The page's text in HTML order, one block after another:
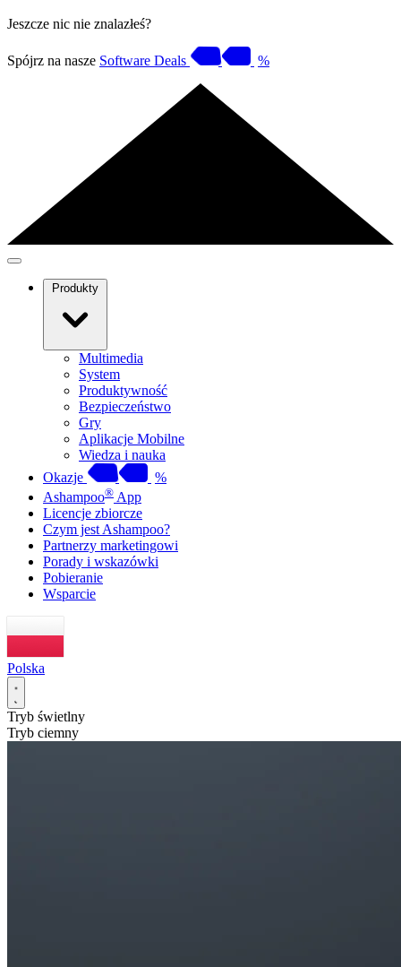
Jeszcze nic nie znalazłeś?
Spójrz na nasze Software Deals %
Produkty
Multimedia
System
Produktywność
Bezpieczeństwo
Gry
Aplikacje Mobilne
Wiedza i nauka
Okazje
%
Ashampoo® App
Licencje zbiorcze
Czym jest Ashampoo?
Partnerzy marketingowi
Porady i wskazówki
Pobieranie
Wsparcie
Polska
Tryb świetlny
Tryb ciemny